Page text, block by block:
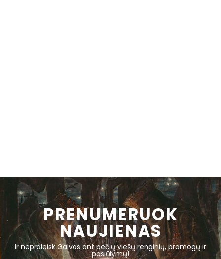
PRENUMERUOK
NAUJIENAS
Ir nepraleisk Galvos ant pečių viešų renginių, pramogų ir
pasiūlymų!